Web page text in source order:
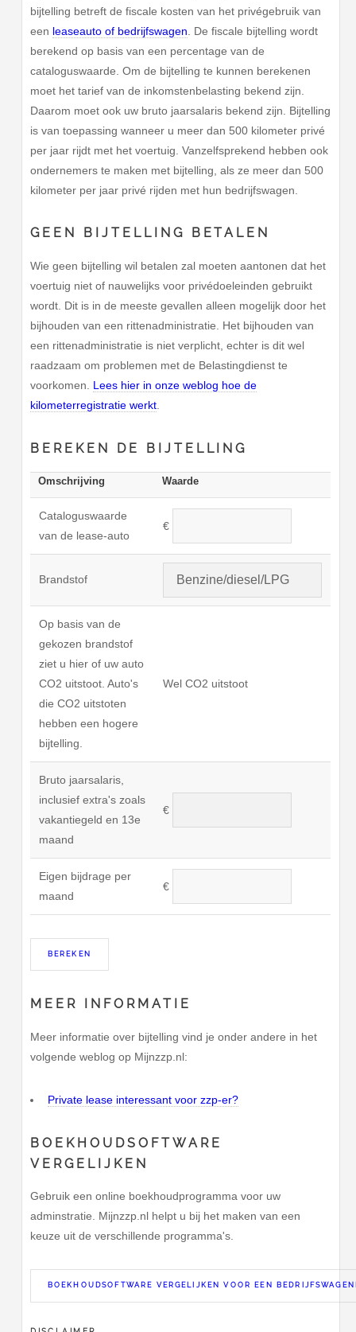
bijtelling betreft de fiscale kosten van het privégebruik van
een leaseauto of bedrijfswagen . De fiscale bijtelling wordt
berekend op basis van een percentage van de
cataloguswaarde. Om de bijtelling te kunnen berekenen
moet het tarief van de inkomstenbelasting bekend zijn.
Daarom moet ook uw bruto jaarsalaris bekend zijn. Bijtelling
is van toepassing wanneer u meer dan 500 kilometer privé
per jaar rijdt met het voertuig. Vanzelfsprekend hebben ook
ondernemers te maken met bijtelling, als ze meer dan 500
kilometer per jaar privé rijden met hun bedrijfswagen.
GEEN BIJTELLING BETALEN
Wie geen bijtelling wil betalen zal moeten aantonen dat het
voertuig niet of nauwelijks voor privédoeleinden gebruikt
wordt. Dit is in de meeste gevallen alleen mogelijk door het
bijhouden van een rittenadministratie. Het bijhouden van
een rittenadministratie is niet verplicht, echter is dit wel
raadzaam om problemen met de Belastingdienst te
voorkomen. Lees hier in onze weblog hoe de
kilometerregistratie werkt.
BEREKEN DE BIJTELLING
Omschrijving Waarde
Cataloguswaarde
van de lease-auto
€
Brandstof
Op basis van de
gekozen brandstof
ziet u hier of uw auto
CO2 uitstoot. Auto's
die CO2 uitstoten
hebben een hogere
bijtelling.
Wel CO2 uitstoot
Bruto jaarsalaris,
inclusief extra's zoals
vakantiegeld en 13e
maand
€
Eigen bijdrage per
maand
€
MEER INFORMATIE
Meer informatie over bijtelling vind je onder andere in het
volgende weblog op Mijnzzp.nl:
Private lease interessant voor zzp-er?
BOEKHOUDSOFTWARE
VERGELIJKEN
Gebruik een online boekhoudprogramma voor uw
adminstratie. Mijnzzp.nl helpt u bij het maken van een
keuze uit de verschillende programma's.
BOEKHOUDSOFTWARE VERGELIJKEN VOOR EEN